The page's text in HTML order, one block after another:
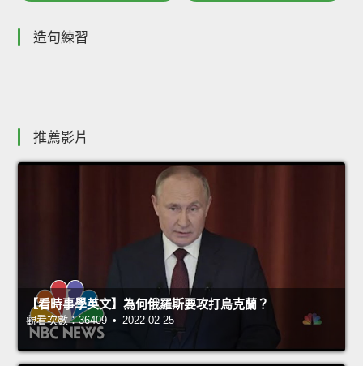
造句練習
推薦影片
【看時事學英文】為何俄羅斯要攻打烏克蘭？
觀看次數：36409 • 2022-02-25